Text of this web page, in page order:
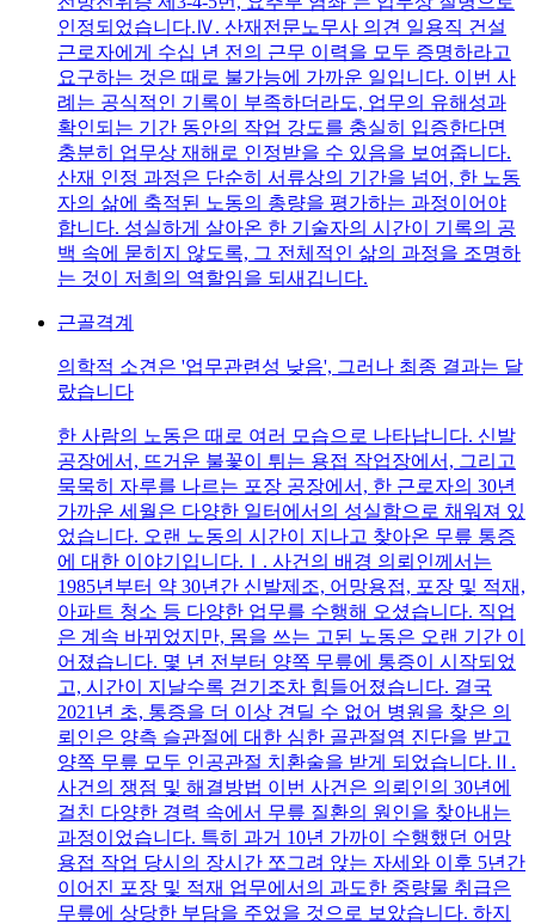
인정되었습니다.Ⅳ. 산재전문노무사 의견 일용직 건설
근로자에게 수십 년 전의 근무 이력을 모두 증명하라고
요구하는 것은 때로 불가능에 가까운 일입니다. 이번 사
례는 공식적인 기록이 부족하더라도, 업무의 유해성과
확인되는 기간 동안의 작업 강도를 충실히 입증한다면
충분히 업무상 재해로 인정받을 수 있음을 보여줍니다.
산재 인정 과정은 단순히 서류상의 기간을 넘어, 한 노동
자의 삶에 축적된 노동의 총량을 평가하는 과정이어야
합니다. 성실하게 살아온 한 기술자의 시간이 기록의 공
백 속에 묻히지 않도록, 그 전체적인 삶의 과정을 조명하
는 것이 저희의 역할임을 되새깁니다.
근골격계
의학적 소견은 '업무관련성 낮음', 그러나 최종 결과는 달
랐습니다
한 사람의 노동은 때로 여러 모습으로 나타납니다. 신발
공장에서, 뜨거운 불꽃이 튀는 용접 작업장에서, 그리고
묵묵히 자루를 나르는 포장 공장에서, 한 근로자의 30년
가까운 세월은 다양한 일터에서의 성실함으로 채워져 있
었습니다. 오랜 노동의 시간이 지나고 찾아온 무릎 통증
에 대한 이야기입니다.Ⅰ. 사건의 배경 의뢰인께서는
1985년부터 약 30년간 신발제조, 어망용접, 포장 및 적재,
아파트 청소 등 다양한 업무를 수행해 오셨습니다. 직업
은 계속 바뀌었지만, 몸을 쓰는 고된 노동은 오랜 기간 이
어졌습니다. 몇 년 전부터 양쪽 무릎에 통증이 시작되었
고, 시간이 지날수록 걷기조차 힘들어졌습니다. 결국
2021년 초, 통증을 더 이상 견딜 수 없어 병원을 찾은 의
뢰인은 양측 슬관절에 대한 심한 골관절염 진단을 받고
양쪽 무릎 모두 인공관절 치환술을 받게 되었습니다.Ⅱ.
사건의 쟁점 및 해결방법 이번 사건은 의뢰인의 30년에
걸친 다양한 경력 속에서 무릎 질환의 원인을 찾아내는
과정이었습니다. 특히 과거 10년 가까이 수행했던 어망
용접 작업 당시의 장시간 쪼그려 앉는 자세와 이후 5년간
이어진 포장 및 적재 업무에서의 과도한 중량물 취급은
무릎에 상당한 부담을 주었을 것으로 보았습니다. 하지